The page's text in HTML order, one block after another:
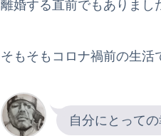
離婚する直前でもありまし
そもそもコロナ禍前の生活
自分にとって